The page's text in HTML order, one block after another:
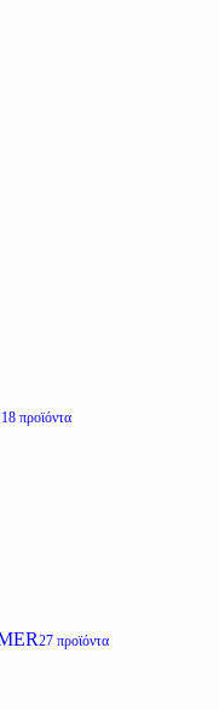
18 προϊόντα
27 προϊόντα